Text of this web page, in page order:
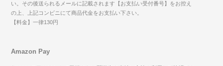
い。その後送られるメールに記載されます【お支払い受付番号】をお控え
の上、上記コンビニにて商品代金をお支払い下さい。
【料金】一律130円
Amazon Pay